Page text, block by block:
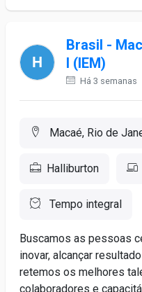
Brasil -
I (IEM)
Há 3 semanas
Macaé, Rio de
Halliburton
Tempo integral
Buscamos as pessoas
inovar, alcançar
retemos os melhores
colaboradores e